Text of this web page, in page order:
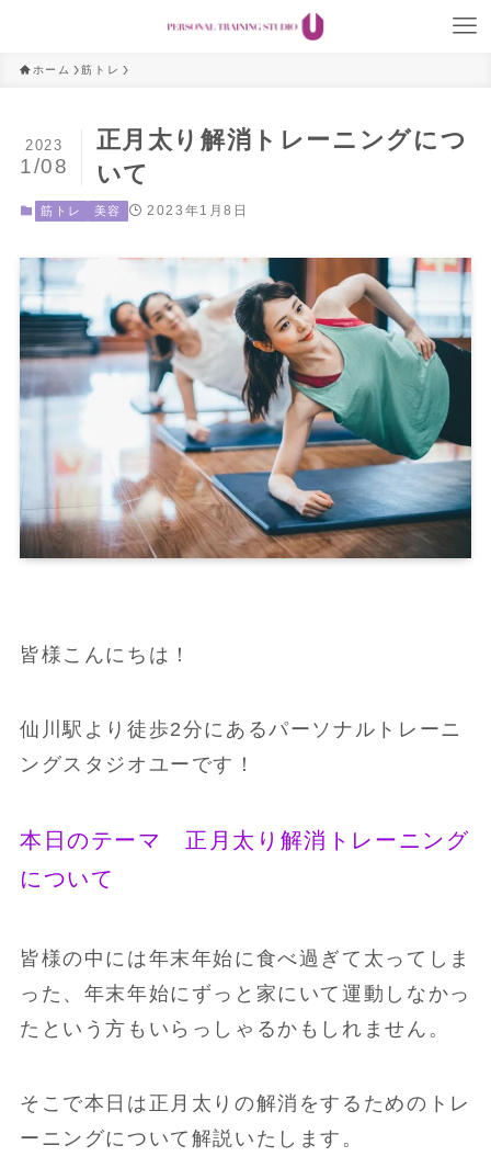
ホーム 筋トレ
正月太り解消トレーニングにつ
いて
2023
1/08
筋トレ 美容 2023年1月8日
皆様こんにちは！
仙川駅より徒歩2分にあるパーソナルトレーニ
ングスタジオユーです！
本日のテーマ 正月太り解消トレーニング
について
皆様の中には年末年始に食べ過ぎて太ってしま
った、年末年始にずっと家にいて運動しなかっ
たという方もいらっしゃるかもしれません。
そこで本日は正月太りの解消をするためのトレ
ーニングについて解説いたします。